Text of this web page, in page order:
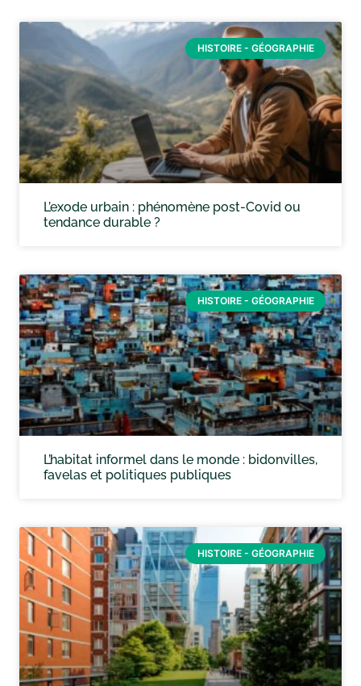
HISTOIRE - GÉOGRAPHIE
L’exode urbain : phénomène post-Covid ou
tendance durable ?
HISTOIRE - GÉOGRAPHIE
L’habitat informel dans le monde : bidonvilles,
favelas et politiques publiques
HISTOIRE - GÉOGRAPHIE